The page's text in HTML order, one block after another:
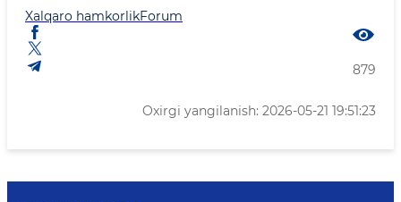
Xalqaro hamkorlikForum
879
Oxirgi yangilanish: 2026-05-21 19:51:23